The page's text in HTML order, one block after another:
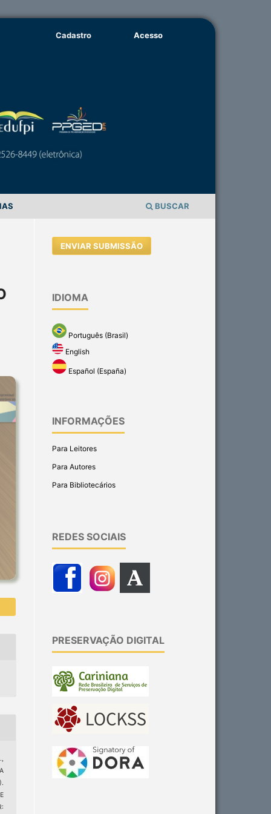
BUSCAR
Cadastro Acesso
ENVIAR SUBMISSÃO
IDIOMA
Português (Brasil)
English
Español (España)
INFORMAÇÕES
Para Leitores
Para Autores
Para Bibliotecários
REDES SOCIAIS
PRESERVAÇÃO DIGITAL